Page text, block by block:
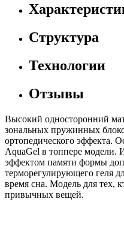
Структура
Технологии
Отзывы
Высокий односторонний
зональных пружинных
ортопедического эффекта.
AquaGel в топпере модели.
эффектом памяти формы
терморегулирующего геля
время сна. Модель для тех,
привычных вещей.